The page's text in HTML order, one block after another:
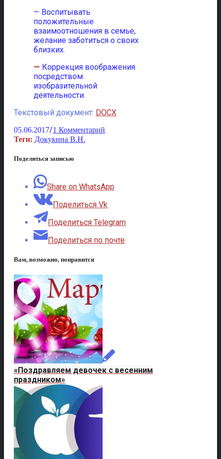
— Воспитывать
положительные
взаимоотношения в семье,
желание заботиться о своих
близких.
— Коррекция воображения
посредством
изобразительной
деятельности.
Текстовый документ: DOCX
05.06.2017/1 Комментарий
Теги: Докукина В.Н.
Поделиться записью
Share on WhatsApp
Поделиться Vk
Поделиться Telegram
Поделиться по почте
Вам, возможно, понравится
«Поздравляем девочек с весенним
праздником»